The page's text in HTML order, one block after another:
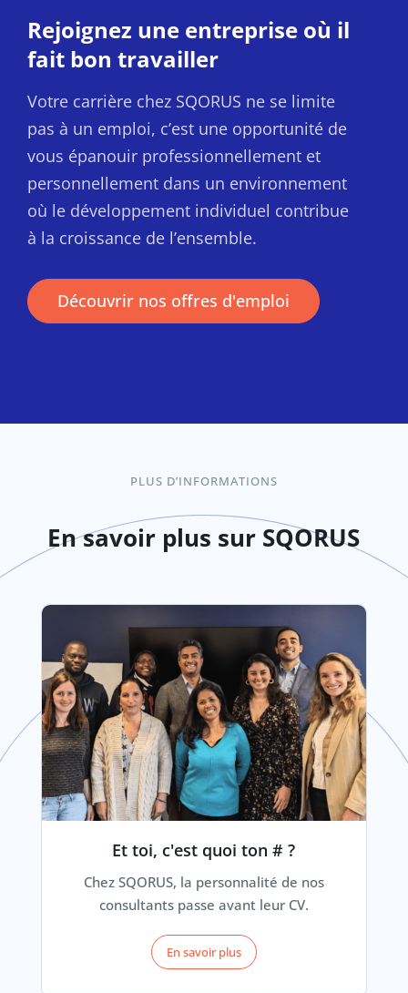
Rejoignez une entreprise où il
fait bon travailler
Votre carrière chez SQORUS ne se limite
pas à un emploi, c’est une opportunité de
vous épanouir professionnellement et
personnellement dans un environnement
où le développement individuel contribue
à la croissance de l’ensemble.
Découvrir nos offres d'emploi
PLUS D’INFORMATIONS
En savoir plus sur SQORUS
Et toi, c'est quoi ton # ?
Chez SQORUS, la personnalité de nos
consultants passe avant leur CV.
En savoir plus